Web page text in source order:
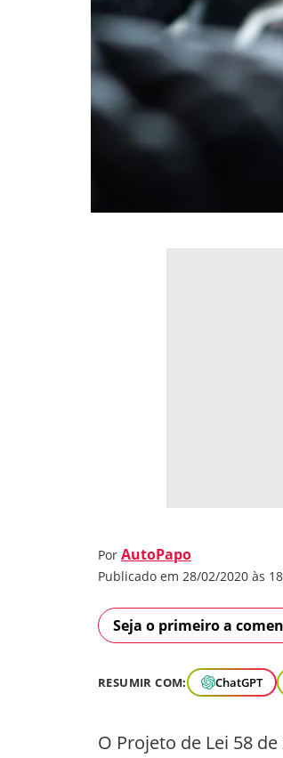
Por AutoPapo
Publicado em 28/02/2020 às
Seja o primeiro a
RESUMIR COM: ChatGPT
O Projeto de Lei 58